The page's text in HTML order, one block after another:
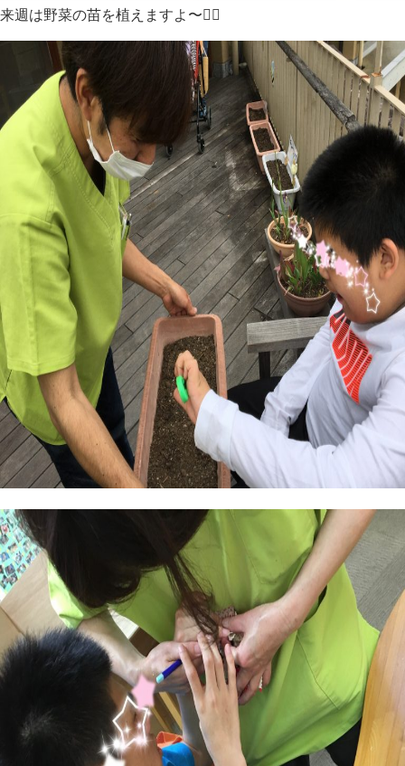
来週は野菜の苗を植えますよ〜👍🏻